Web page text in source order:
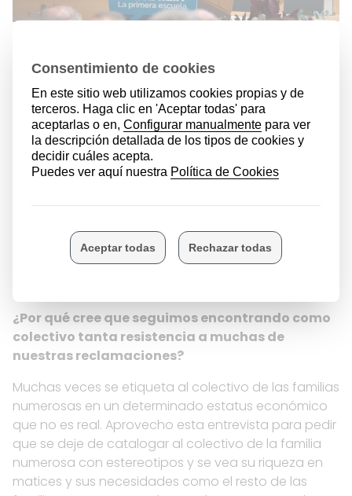
Y como madre, ¿cree que se valora justamente
la aportación que estamos haciendo las
familias con hijos e hijas a nuestra sociedad y a
Euskadi en concreto?
Las instituciones públicas vascas estamos inmersas
en cinco ideas para el desarrollo social de nuestro
oportunidades y de movilidad social; facilitar
procesos de emancipación y transición a la edad
adulta; apoyar a las familias con hijas e hijos, y
propiciar el acceso de las mujeres al empleo
¿Por qué cree que seguimos encontrando como
colectivo tanta resistencia a muchas de
nuestras reclamaciones?
Muchas veces se etiqueta al colectivo de las familias
numerosas en un determinado estatus económico
que no es real. Aprovecho esta entrevista para pedir
que se deje de catalogar al colectivo de la familia
numerosa con estereotipos y se vea su riqueza en
matices y sus necesidades como el resto de las